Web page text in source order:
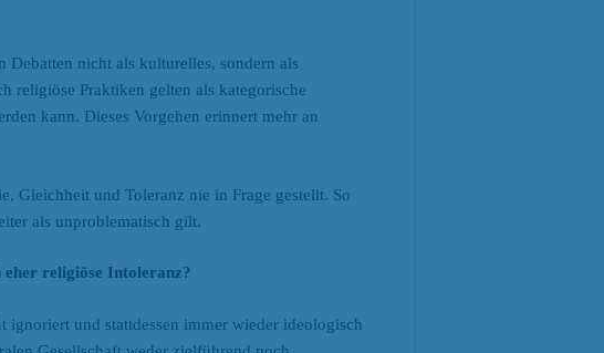
nicht als kulturelles, sondern als
religiöse Praktiken gelten als kategorische
kann. Dieses Vorgehen erinnert mehr an
Gleichheit und Toleranz nie in Frage gestellt. So
als unproblematisch gilt.
eher religiöse Intoleranz?
ignoriert und stattdessen immer wieder ideologisch